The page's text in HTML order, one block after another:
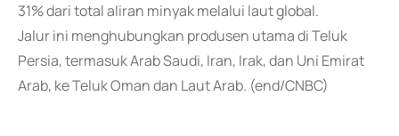
31% dari total aliran minyak melalui laut global.
Jalur ini menghubungkan produsen utama di Teluk
Persia, termasuk Arab Saudi, Iran, Irak, dan Uni Emirat
Arab, ke Teluk Oman dan Laut Arab. (end/CNBC)